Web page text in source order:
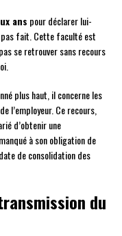
ans pour déclarer lui-
pas fait. Cette faculté est
se retrouver sans recours
plus haut, il concerne les
l’employeur. Ce recours,
d’obtenir une
à son obligation de
de consolidation des
du